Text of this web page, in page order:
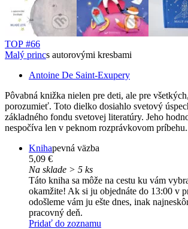
TOP #66
Malý princs autorovými kresbami
Antoine De Saint-Exupery
Pôvabná knižka nielen pre deti, ale pre
porozumieť. Toto dielko dosiahlo svetový
základného fondu svetovej literatúry. Jeho
nespočíva len v peknom rozprávkovom
Knihapevná väzba
5,09 €
Na sklade > 5 ks
Táto kniha sa môže na cestu ku vám
okamžite! Ak si ju objednáte do 13:00 v
odošleme vám ju ešte dnes, inak
pracovný deň.
Pridať do zoznamu